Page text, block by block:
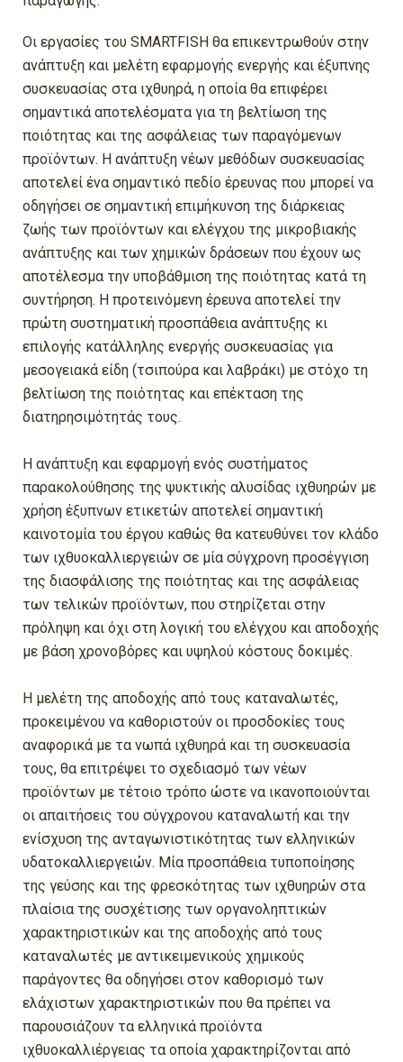
Οι εργασίες του SMARTFISH θα επικεντρωθούν στην
ανάπτυξη και μελέτη εφαρμογής ενεργής και έξυπνης
συσκευασίας στα ιχθυηρά, η οποία θα επιφέρει
σημαντικά αποτελέσματα για τη βελτίωση της
ποιότητας και της ασφάλειας των παραγόμενων
προϊόντων. Η ανάπτυξη νέων μεθόδων συσκευασίας
αποτελεί ένα σημαντικό πεδίο έρευνας που μπορεί να
οδηγήσει σε σημαντική επιμήκυνση της διάρκειας
ζωής των προϊόντων και ελέγχου της μικροβιακής
ανάπτυξης και των χημικών δράσεων που έχουν ως
αποτέλεσμα την υποβάθμιση της ποιότητας κατά τη
συντήρηση. Η προτεινόμενη έρευνα αποτελεί την
πρώτη συστηματική προσπάθεια ανάπτυξης κι
επιλογής κατάλληλης ενεργής συσκευασίας για
μεσογειακά είδη (τσιπούρα και λαβράκι) με στόχο τη
βελτίωση της ποιότητας και επέκταση της
διατηρησιμότητάς τους.
Η ανάπτυξη και εφαρμογή ενός συστήματος
παρακολούθησης της ψυκτικής αλυσίδας ιχθυηρών με
χρήση έξυπνων ετικετών αποτελεί σημαντική
καινοτομία του έργου καθώς θα κατευθύνει τον κλάδο
των ιχθυοκαλλιεργειών σε μία σύγχρονη προσέγγιση
της διασφάλισης της ποιότητας και της ασφάλειας
των τελικών προϊόντων, που στηρίζεται στην
πρόληψη και όχι στη λογική του ελέγχου και αποδοχής
με βάση χρονοβόρες και υψηλού κόστους δοκιμές.
Η μελέτη της αποδοχής από τους καταναλωτές,
προκειμένου να καθοριστούν οι προσδοκίες τους
αναφορικά με τα νωπά ιχθυηρά και τη συσκευασία
τους, θα επιτρέψει το σχεδιασμό των νέων
προϊόντων με τέτοιο τρόπο ώστε να ικανοποιούνται
οι απαιτήσεις του σύγχρονου καταναλωτή και την
ενίσχυση της ανταγωνιστικότητας των ελληνικών
υδατοκαλλιεργειών. Μία προσπάθεια τυποποίησης
της γεύσης και της φρεσκότητας των ιχθυηρών στα
πλαίσια της συσχέτισης των οργανοληπτικών
χαρακτηριστικών και της αποδοχής από τους
καταναλωτές με αντικειμενικούς χημικούς
παράγοντες θα οδηγήσει στον καθορισμό των
ελάχιστων χαρακτηριστικών που θα πρέπει να
παρουσιάζουν τα ελληνικά προϊόντα
ιχθυοκαλλιέργειας τα οποία χαρακτηρίζονται από